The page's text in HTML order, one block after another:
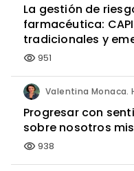
La gestión de
farmacéutica:
tradicionales y
visibility 951
Progresar con
sobre nosotros
visibility 938